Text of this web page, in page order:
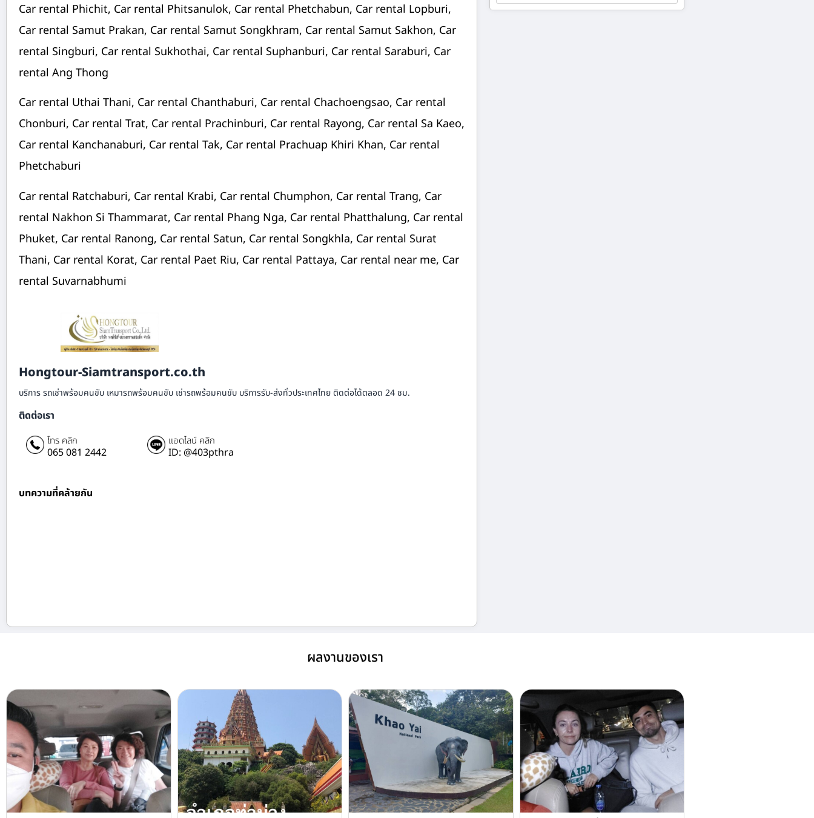
Car rental Phichit, Car rental Phitsanulok, Car rental Phetchabun, Car rental Lopburi,
Car rental Samut Prakan, Car rental Samut Songkhram, Car rental Samut Sakhon, Car
rental Singburi, Car rental Sukhothai, Car rental Suphanburi, Car rental Saraburi, Car
rental Ang Thong
Car rental Uthai Thani, Car rental Chanthaburi, Car rental Chachoengsao, Car rental
Chonburi, Car rental Trat, Car rental Prachinburi, Car rental Rayong, Car rental Sa Kaeo,
Car rental Kanchanaburi, Car rental Tak, Car rental Prachuap Khiri Khan, Car rental
Phetchaburi
Car rental Ratchaburi, Car rental Krabi, Car rental Chumphon, Car rental Trang, Car
rental Nakhon Si Thammarat, Car rental Phang Nga, Car rental Phatthalung, Car rental
Phuket, Car rental Ranong, Car rental Satun, Car rental Songkhla, Car rental Surat
Thani, Car rental Korat, Car rental Paet Riu, Car rental Pattaya, Car rental near me, Car
rental Suvarnabhumi
Hongtour-Siamtransport.co.th
บริการ รถเช่าพร้อมคนขับ เหมารถพร้อมคนขับ เช่ารถพร้อมคนขับ บริการรับ-ส่งทั่วประเทศไทย ติดต่อได้ตลอด 24 ชม.
ติดต่อเรา
โทร คลิก
065 081 2442
แอดไลน์ คลิก
ID: @403pthra
บทความที่คล้ายกัน
ผลงานของเรา